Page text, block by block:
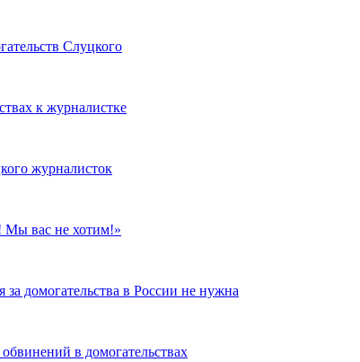
Слуцкого
к журналистке
журналисток
Мы вас не хотим!»
домогательства в России не нужна
в домогательствах